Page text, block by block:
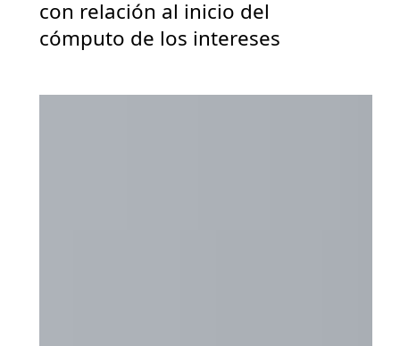
con relación al inicio del
cómputo de los intereses